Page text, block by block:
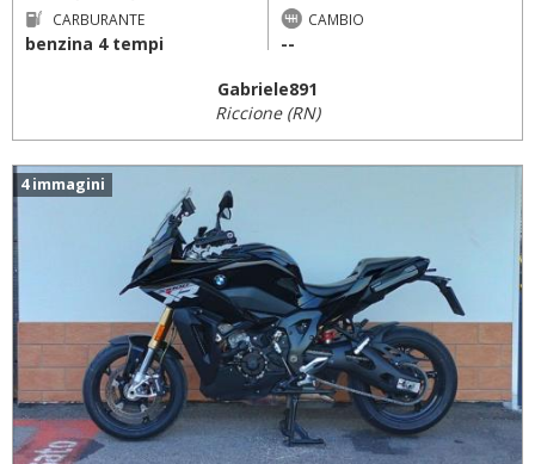
CARBURANTE
benzina 4 tempi
CAMBIO
--
Gabriele891
Riccione (RN)
4 immagini